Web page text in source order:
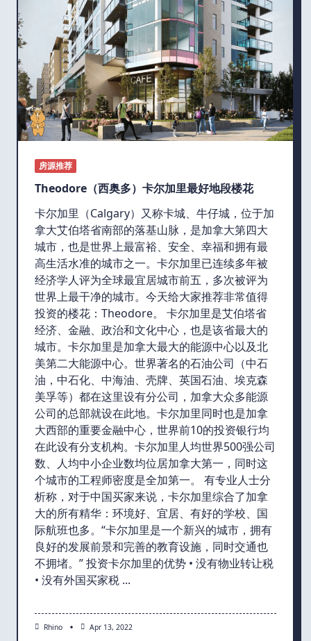
房源推荐
Theodore（西奥多）卡尔加里最好地段楼花
卡尔加里（Calgary）又称卡城、牛仔城，位于加
拿大艾伯塔省南部的落基山脉，是加拿大第四大
城市，也是世界上最富裕、安全、幸福和拥有最
高生活水准的城市之一。卡尔加里已连续多年被
经济学人评为全球最宜居城市前五，多次被评为
世界上最干净的城市。今天给大家推荐非常值得
投资的楼花：Theodore。 卡尔加里是艾伯塔省
经济、金融、政治和文化中心，也是该省最大的
城市。卡尔加里是加拿大最大的能源中心以及北
美第二大能源中心。世界著名的石油公司（中石
油，中石化、中海油、壳牌、英国石油、埃克森
美孚等）都在这里设有分公司，加拿大众多能源
公司的总部就设在此地。卡尔加里同时也是加拿
大西部的重要金融中心，世界前10的投资银行均
在此设有分支机构。卡尔加里人均世界500强公司
数、人均中小企业数均位居加拿大第一，同时这
个城市的工程师密度是全加第一。 有专业人士分
析称，对于中国买家来说，卡尔加里综合了加拿
大的所有精华：环境好、宜居、有好的学校、国
际航班也多。“卡尔加里是一个新兴的城市，拥有
良好的发展前景和完善的教育设施，同时交通也
不拥堵。” 投资卡尔加里的优势 • 没有物业转让税
• 没有外国买家税 ...
Rhino Apr 13, 2022